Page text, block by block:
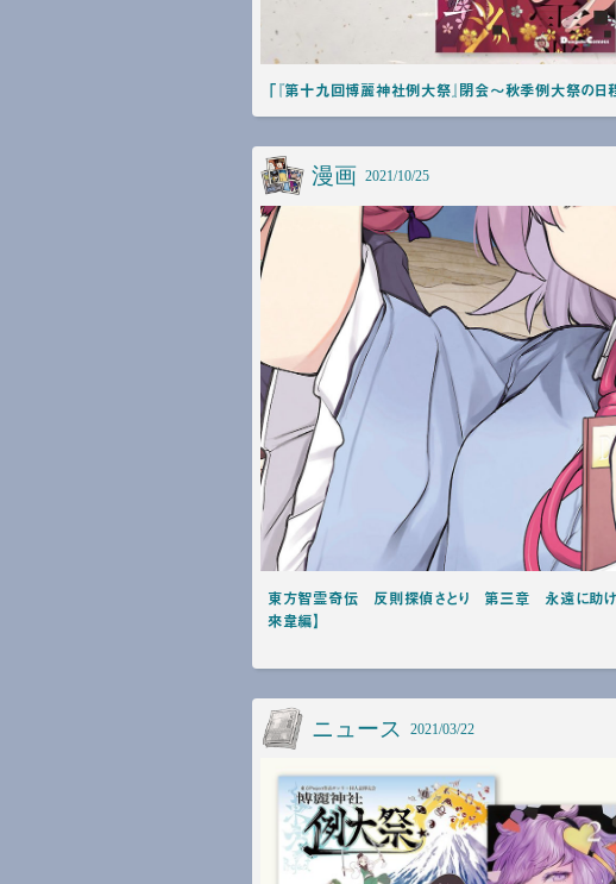
「『第十九回博麗神社例大祭』閉会～秋季例大祭の日
漫画 2021/10/25
東方智霊奇伝 反則探偵さとり 第三章 永遠に助
來韋編】
ニュース 2021/03/22